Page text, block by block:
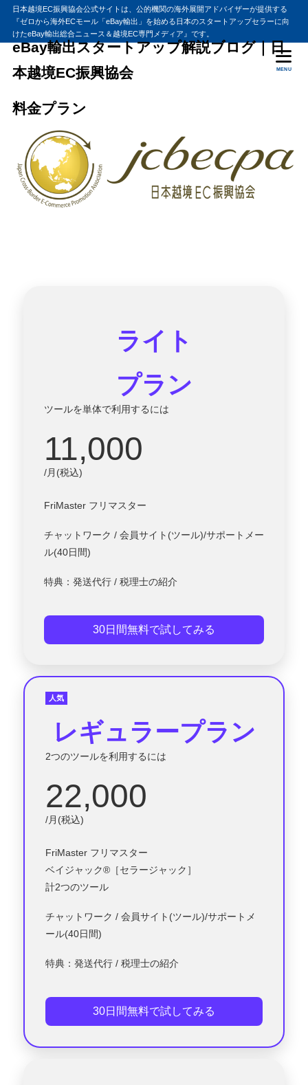
日本越境EC振興協会公式サイトは、公的機関の海外展開アドバイザーが提供する
『ゼロから海外ECモール「eBay輸出」を始める日本のスタートアップセラーに向
けたeBay輸出総合ニュース＆越境EC専門メディア』です。
eBay輸出スタートアップ解説ブログ｜日
本越境EC振興協会
MENU
料金プラン
ライト
プラン
ツールを単体で利用するには
11,000
/月(税込)
FriMaster フリマスター
チャットワーク / 会員サイト(ツール)/サポートメー
ル(40日間)
特典：発送代行 / 税理士の紹介
30日間無料で試してみる
人気
レギュラープラン
2つのツールを利用するには
22,000
/月(税込)
FriMaster フリマスター
ベイジャック®［セラージャック］
計2つのツール
チャットワーク / 会員サイト(ツール)/サポートメ
ール(40日間)
特典：発送代行 / 税理士の紹介
30日間無料で試してみる